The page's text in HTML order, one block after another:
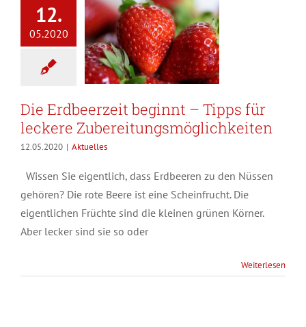
12.
05.2020
Die Erdbeerzeit beginnt – Tipps für
leckere Zubereitungsmöglichkeiten
12.05.2020 | Aktuelles
Wissen Sie eigentlich, dass Erdbeeren zu den Nüssen
gehören? Die rote Beere ist eine Scheinfrucht. Die
eigentlichen Früchte sind die kleinen grünen Körner.
Aber lecker sind sie so oder
Weiterlesen